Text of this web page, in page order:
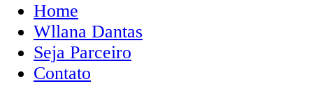
Home
Wllana Dantas
Seja Parceiro
Contato